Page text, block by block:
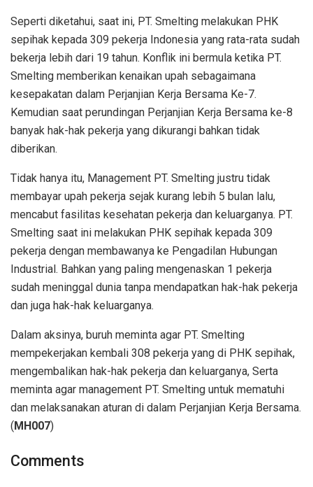
Seperti diketahui, saat ini, PT. Smelting melakukan PHK
sepihak kepada 309 pekerja Indonesia yang rata-rata sudah
bekerja lebih dari 19 tahun. Konflik ini bermula ketika PT.
Smelting memberikan kenaikan upah sebagaimana
kesepakatan dalam Perjanjian Kerja Bersama Ke-7.
Kemudian saat perundingan Perjanjian Kerja Bersama ke-8
banyak hak-hak pekerja yang dikurangi bahkan tidak
diberikan.
Tidak hanya itu, Management PT. Smelting justru tidak
membayar upah pekerja sejak kurang lebih 5 bulan lalu,
mencabut fasilitas kesehatan pekerja dan keluarganya. PT.
Smelting saat ini melakukan PHK sepihak kepada 309
pekerja dengan membawanya ke Pengadilan Hubungan
Industrial. Bahkan yang paling mengenaskan 1 pekerja
sudah meninggal dunia tanpa mendapatkan hak-hak pekerja
dan juga hak-hak keluarganya.
Dalam aksinya, buruh meminta agar PT. Smelting
mempekerjakan kembali 308 pekerja yang di PHK sepihak,
mengembalikan hak-hak pekerja dan keluarganya, Serta
meminta agar management PT. Smelting untuk mematuhi
dan melaksanakan aturan di dalam Perjanjian Kerja Bersama.
( MH007)
Comments